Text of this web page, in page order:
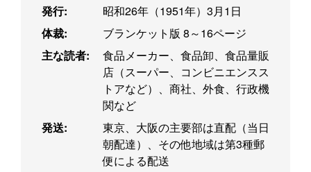
発行:
昭和26年（1951年）3月1日
体裁:
ブランケット版 8～16ページ
主な読者:
食品メーカー、食品卸、食品量販
店（スーパー、コンビニエンスス
トアなど）、商社、外食、行政機
関など
発送:
東京、大阪の主要部は直配（当日
朝配達）、その他地域は第3種郵
便による配送